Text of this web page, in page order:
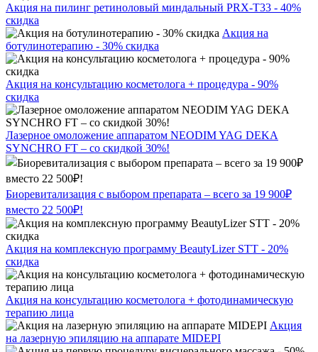
Акция на пилинг ретиноловый миндальный PRX-T33 - 40%
скидка
Акция на
ботулинотерапию - 30% скидка
Акция на консультацию косметолога + процедура - 90%
скидка
Лазерное омоложение аппаратом NEODIM YAG DEKA
SYNCHRO FT – со скидкой 30%!
Биоревитализация с выбором препарата – всего за 19 900₽
вместо 22 500₽!
Акция на комплексную программу BeautyLizer STT - 20%
скидка
Акция на консультацию косметолога + фотодинамическую
терапию лица
Акция
на лазерную эпиляцию на аппарате MIDEPI